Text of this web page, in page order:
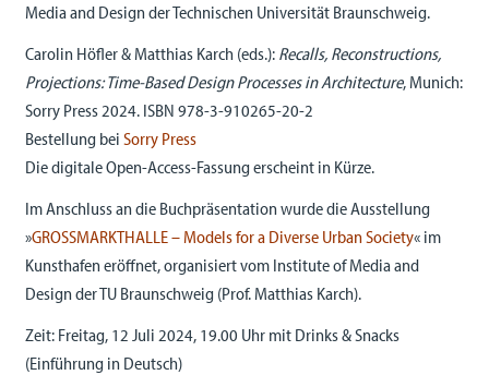
Media and Design der Technischen Universität Braunschweig.
Carolin Höfler & Matthias Karch (eds.): Recalls, Reconstructions,
Projections: Time-Based Design Processes in Architecture, Munich:
Sorry Press 2024. ISBN 978-3-910265-20-2
Bestellung bei Sorry Press
Die digitale Open-Access-Fassung erscheint in Kürze.
Im Anschluss an die Buchpräsentation wurde die Ausstellung
»GROSSMARKTHALLE – Models for a Diverse Urban Society« im
Kunsthafen eröffnet, organisiert vom Institute of Media and
Design der TU Braunschweig (Prof. Matthias Karch).
Zeit: Freitag, 12 Juli 2024, 19.00 Uhr mit Drinks & Snacks
(Einführung in Deutsch)